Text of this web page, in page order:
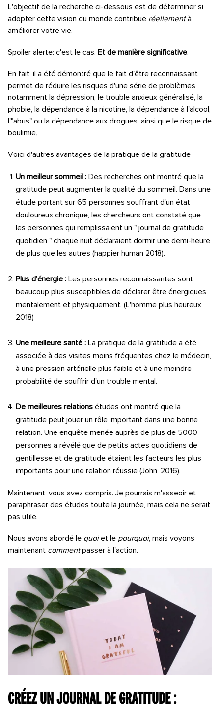
L'objectif de la recherche ci-dessous est de déterminer si
adopter cette vision du monde contribue réellementà
améliorer votre vie.
Spoiler alerte: c'est le cas. Et de manière significative.
En fait, il a été démontré que le fait d'être reconnaissant
permet de réduire les risques d'une série de problèmes,
notamment la dépression, le trouble anxieux généralisé, la
phobie, la dépendance à la nicotine, la dépendance à l'alcool,
l'"abus" ou la dépendance aux drogues, ainsi que le risque de
boulimie.
Voici d'autres avantages de la pratique de la gratitude :
Un meilleur sommeil : Des recherches ont montré que la
gratitude peut augmenter la qualité du sommeil. Dans une
étude portant sur 65 personnes souffrant d'un état
douloureux chronique, les chercheurs ont constaté que
les personnes qui remplissaient un " journal de gratitude
quotidien " chaque nuit déclaraient dormir une demi-heure
de plus que les autres (happier human 2018).
Plus d'énergie : Les personnes reconnaissantes sont
beaucoup plus susceptibles de déclarer être énergiques,
mentalement et physiquement. (L'homme plus heureux
2018)
Une meilleure santé : La pratique de la gratitude a été
associée à des visites moins fréquentes chez le médecin,
à une pression artérielle plus faible et à une moindre
probabilité de souffrir d'un trouble mental.
De meilleures relations études ont montré que la
gratitude peut jouer un rôle important dans une bonne
relation. Une enquête menée auprès de plus de 5000
personnes a révélé que de petits actes quotidiens de
gentillesse et de gratitude étaient les facteurs les plus
importants pour une relation réussie (John, 2016).
Maintenant, vous avez compris. Je pourrais m'asseoir et
paraphraser des études toute la journée, mais cela ne serait
pas utile.
Nous avons abordé le quoiet le pourquoi, mais voyons
maintenant commentpasser à l'action.
Créez un journal de gratitude :